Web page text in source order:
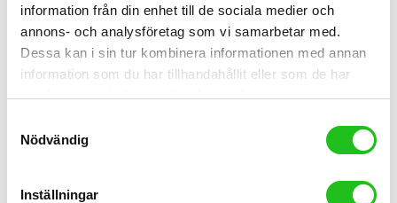
information från din enhet till de sociala medier och
annons- och analysföretag som vi samarbetar med.
Dessa kan i sin tur kombinera informationen med annan
information som du har tillhandahållit eller som de har
samlat in när du har använt deras tjänster.
Nödvändig
Inställningar
Orbea Cyklar